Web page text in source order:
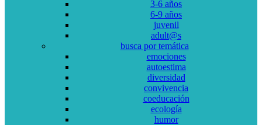
3-6 años
6-9 años
juvenil
adult@s
busca por temática
emociones
autoestima
diversidad
convivencia
coeducación
ecología
humor